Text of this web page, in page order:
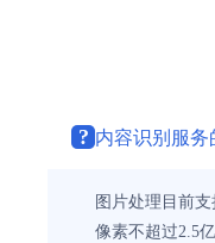
? 内容识别服务
图片处理目前
像素不超过2.5